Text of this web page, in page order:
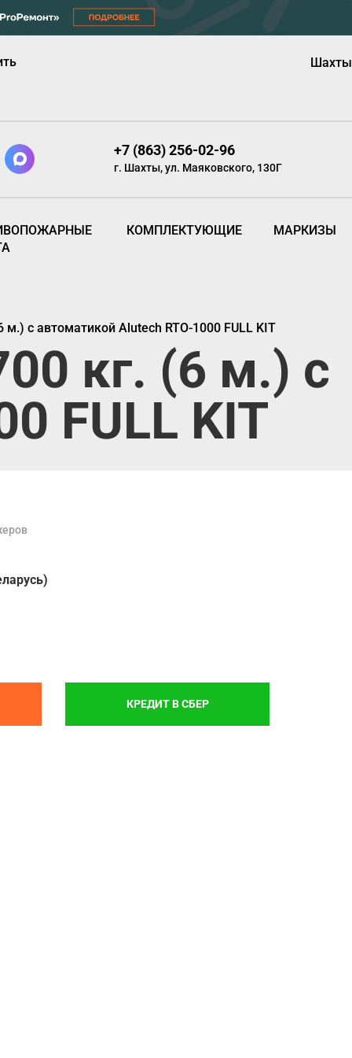
Шахты
+7 (863) 256-02-96
г. Шахты, ул. Маяковского, 130Г
КОМПЛЕКТУЮЩИЕ МАРКИЗЫ
с автоматикой Alutech RTO-1000 FULL KIT
кг. (6 м.) с
FULL KIT
КРЕДИТ В СБЕР